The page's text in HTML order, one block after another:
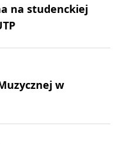
na studenckiej
w